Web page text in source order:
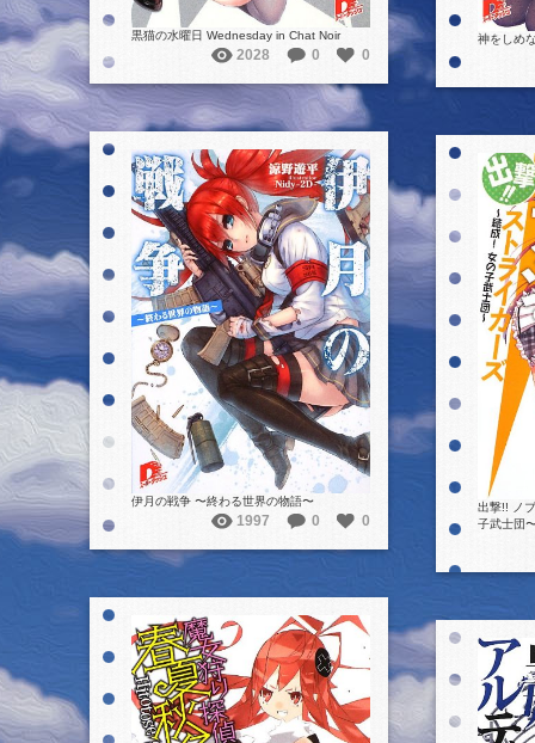
黒猫の水曜日 Wednesday in Chat Noir
2028 0 0
神をしめ
詳細を見る
伊月の戦争 〜終わる世界の物語〜
1997 0 0
出撃!! ノ
子武士団